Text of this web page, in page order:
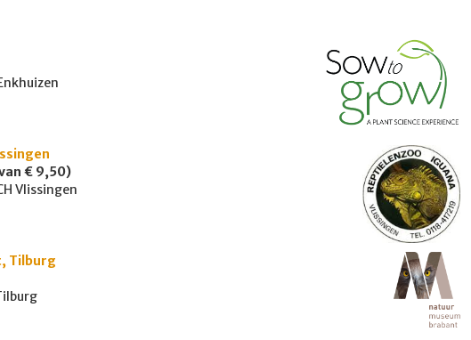
€ 9,50)
Vlissingen
Tilburg